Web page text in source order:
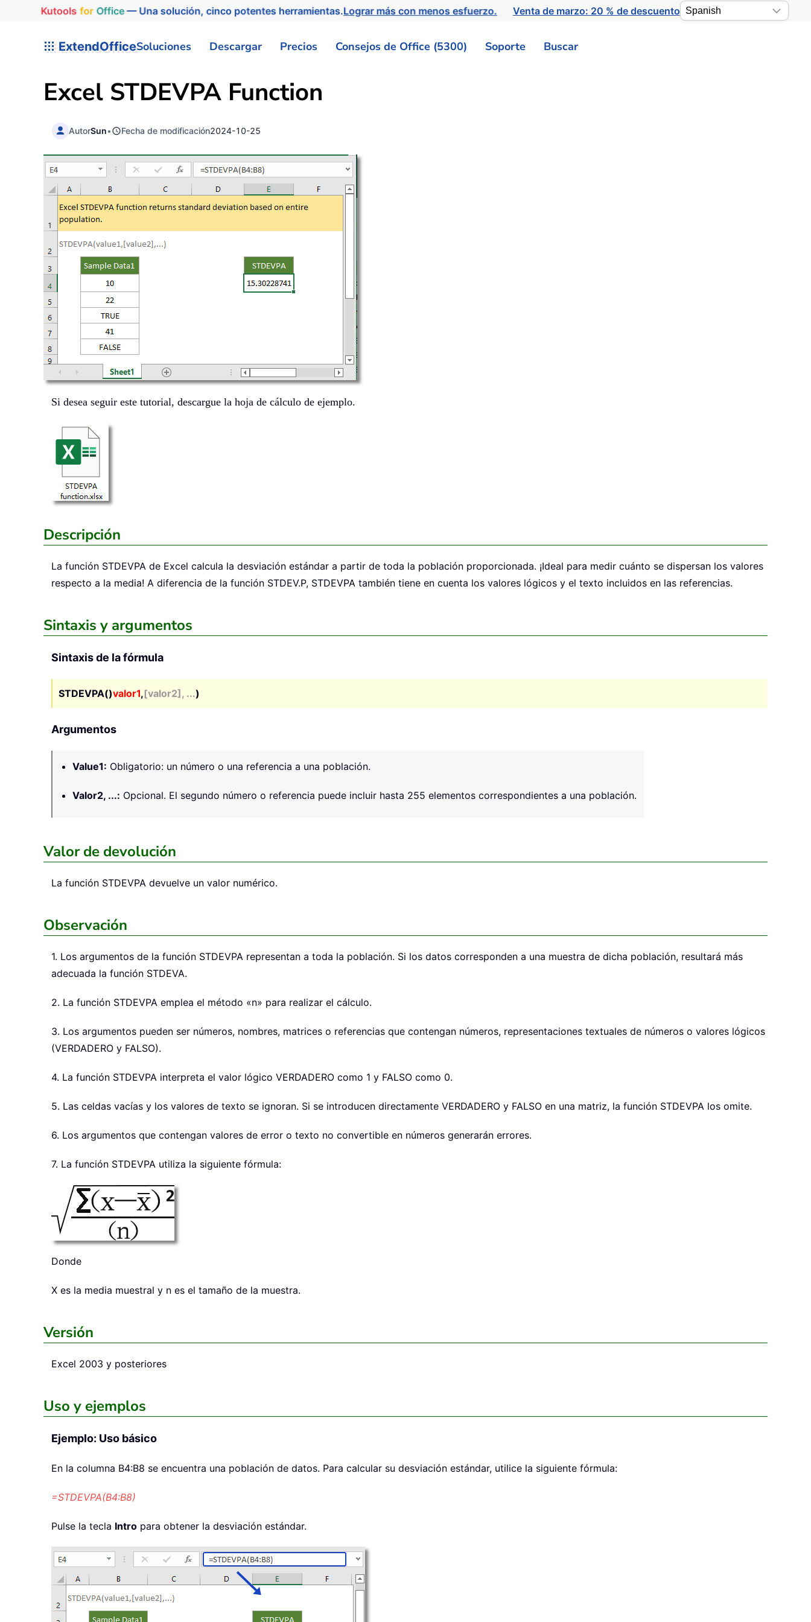
Kutools for Office— Una solución, cinco potentes herramientas.Lograr más con menos esfuerzo. Venta de marzo: 20 % de descuento
ExtendOfficeSoluciones Descargar Precios Consejos de Office (5300) Soporte Buscar
Excel STDEVPA Function
AutorSun• Fecha de modificación2024-10-25
Si desea seguir este tutorial, descargue la hoja de cálculo de ejemplo.
Descripción
La función STDEVPA de Excel calcula la desviación estándar a partir de toda la población proporcionada. ¡Ideal para medir cuánto se dispersan los valores
respecto a la media! A diferencia de la función STDEV.P, STDEVPA también tiene en cuenta los valores lógicos y el texto incluidos en las referencias.
Sintaxis y argumentos
Sintaxis de la fórmula
STDEVPA()valor1,[valor2], ...)
Argumentos
Value1: Obligatorio: un número o una referencia a una población.
Valor2, ...: Opcional. El segundo número o referencia puede incluir hasta 255 elementos correspondientes a una población.
Valor de devolución
La función STDEVPA devuelve un valor numérico.
Observación
1. Los argumentos de la función STDEVPA representan a toda la población. Si los datos corresponden a una muestra de dicha población, resultará más
adecuada la función STDEVA.
2. La función STDEVPA emplea el método «n» para realizar el cálculo.
3. Los argumentos pueden ser números, nombres, matrices o referencias que contengan números, representaciones textuales de números o valores lógicos
(VERDADERO y FALSO).
4. La función STDEVPA interpreta el valor lógico VERDADERO como 1 y FALSO como 0.
5. Las celdas vacías y los valores de texto se ignoran. Si se introducen directamente VERDADERO y FALSO en una matriz, la función STDEVPA los omite.
6. Los argumentos que contengan valores de error o texto no convertible en números generarán errores.
7. La función STDEVPA utiliza la siguiente fórmula:
Donde
X es la media muestral y n es el tamaño de la muestra.
Versión
Excel 2003 y posteriores
Uso y ejemplos
Ejemplo: Uso básico
En la columna B4:B8 se encuentra una población de datos. Para calcular su desviación estándar, utilice la siguiente fórmula:
=STDEVPA(B4:B8)
Pulse la tecla Intro para obtener la desviación estándar.